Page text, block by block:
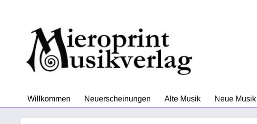
Willkommen Neuerscheinungen Alte Musik Neue Musik